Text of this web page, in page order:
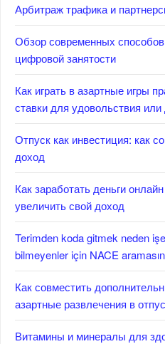
Арбитраж трафика и
Обзор современных способов
цифровой занятости
Как играть в азартные игры
ставки для удовольствия
Отпуск как инвестиция: как
доход
Как заработать деньги
увеличить свой доход
Terimden koda gitmek neden
bilmeyenler için NACE
Как совместить
азартные развлечения в
Витамины и минералы для